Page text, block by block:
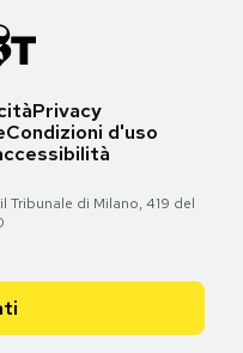
Privacy
Condizioni d'uso
Tribunale di Milano, 419 del